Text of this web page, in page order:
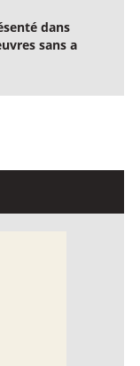
dans
sans a